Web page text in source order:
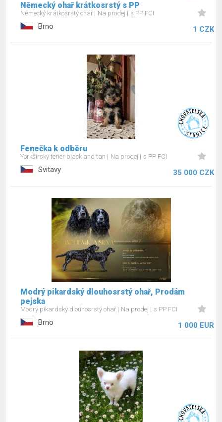
Německý ohař krátkosrstý s PP
Německý krátkosrstý ohař Na prodej s PP FCI
Brno 1 CZK
Fenečka k odběru
Yorkšírský teriér black and tan Na prodej s PP FCI
Svitavy 35 000 CZK
Modrý pikardský dlouhosrstý ohař, Prodám
pejska
Modrý pikardský dlouhosrstý ohař Na prodej s PP FCI
Brno 1 000 EUR